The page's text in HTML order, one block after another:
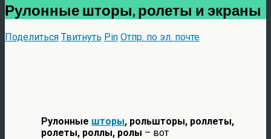
Рулонные шторы, ролеты и экраны
Поделиться Твитнуть Pin Отпр. по эл. почте
Рулонные шторы, рольшторы, роллеты,
ролеты, роллы, ролы – вот